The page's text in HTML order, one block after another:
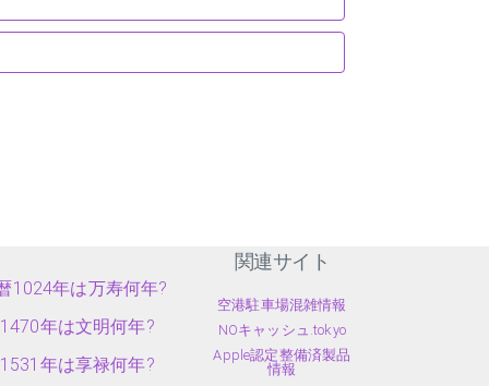
1024年は万寿何年?
年は文明何年?
年は享禄何年?
関連サイト
空港駐車場混雑情報
NOキャッシュ.tokyo
Apple認定整備済製品
情報